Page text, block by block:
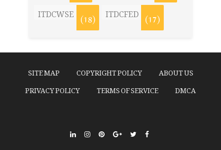
ITDCWSE (18) ITDCFED (17)
ABOUT US
COPYRIGHT POLICY
SITE MAP
DMCA
TERMS OF SERVICE
PRIVACY POLICY